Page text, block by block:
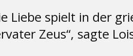
Liebe spielt in der
Zeus“, sagte